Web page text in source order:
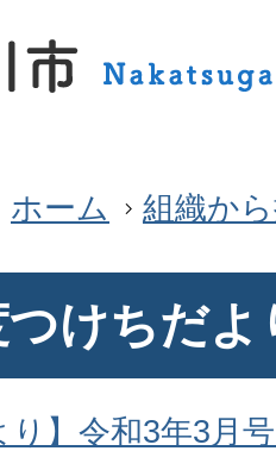
ホーム 組織か
けちだよ
り】令和3年3月